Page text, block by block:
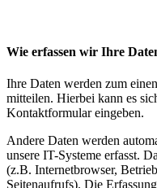
Wie erfassen wir Ihre
Ihre Daten werden zum
mitteilen. Hierbei kann es
Kontaktformular eingeben.
Andere Daten werden
unsere IT-Systeme erfasst.
(z.B. Internetbrowser,
Seitenaufrufs). Die